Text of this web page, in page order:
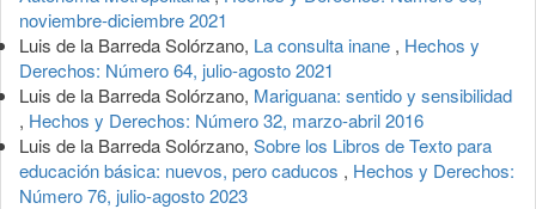
noviembre-diciembre 2021
Luis de la Barreda Solórzano, La consulta inane , Hechos y
Derechos: Número 64, julio-agosto 2021
Luis de la Barreda Solórzano, Mariguana: sentido y sensibilidad
, Hechos y Derechos: Número 32, marzo-abril 2016
Luis de la Barreda Solórzano, Sobre los Libros de Texto para
educación básica: nuevos, pero caducos , Hechos y Derechos:
Número 76, julio-agosto 2023